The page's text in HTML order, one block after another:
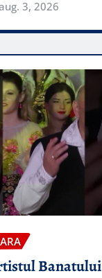
3, 2026
Banatului